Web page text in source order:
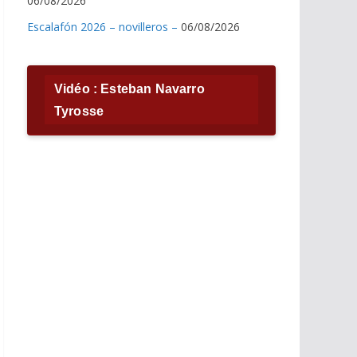
Escalafón 2026 – novilleros – 06/08/2026
Vidéo : Esteban Navarro
Tyrosse